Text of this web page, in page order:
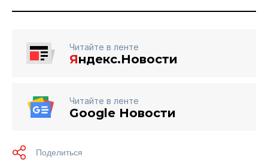
Читайте в ленте
Яндекс.Новости
Читайте в ленте
Google Новости